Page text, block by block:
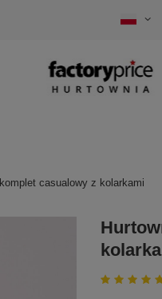
casualowy z kolarkami